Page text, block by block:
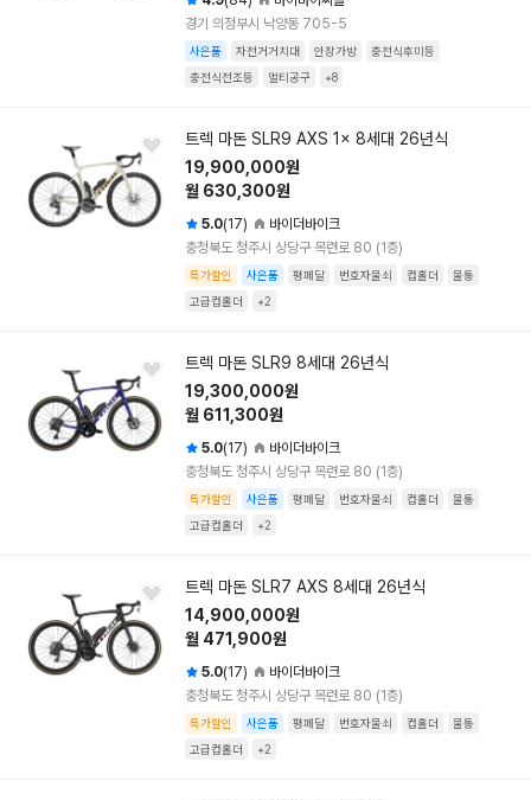
경기 의정부시 낙양동 705-5
사은품 자전거거치대 안장가방
충전식후미등
충전식전조등
멀티공구 +8
트렉 마돈 SLR9 AXS 1x 8세대 26년식
19,900,000원
월 630,300원
5.0(17)
바이더바이크
충청북도 청주시 상당구 목련로 80 (1층)
특가할인 사은품 평페달 번호자물쇠 컵홀더
물통
고급컵홀더
+2
트렉 마돈 SLR9 8세대 26년식
19,300,000원
월 611,300원
5.0(17)
바이더바이크
충청북도 청주시 상당구 목련로 80 (1층)
특가할인 사은품 평페달 번호자물쇠 컵홀더
물통
고급컵홀더
+2
트렉 마돈 SLR7 AXS 8세대 26년식
14,900,000원
월 471,900원
5.0(17)
바이더바이크
충청북도 청주시 상당구 목련로 80 (1층)
특가할인 사은품 평페달 번호자물쇠 컵홀더
물통
고급컵홀더
+2